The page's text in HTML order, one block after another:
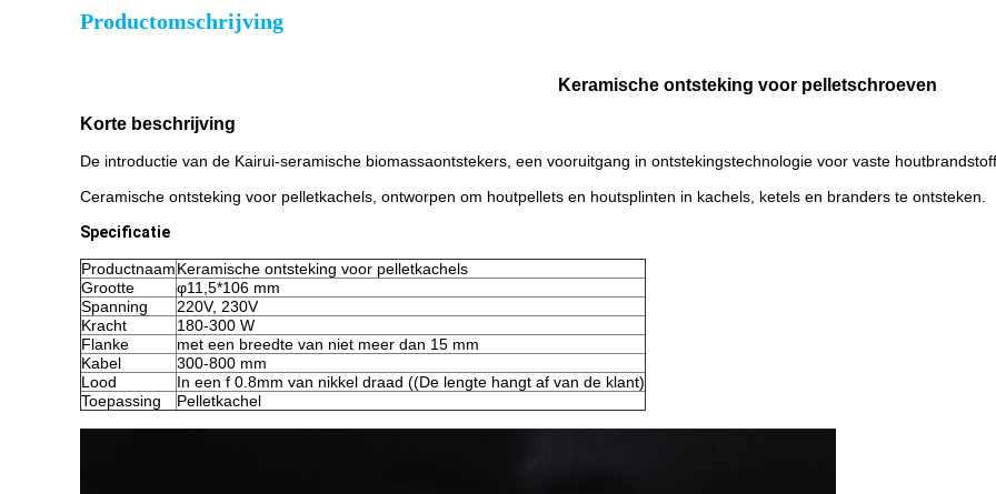
Productomschrijving
Keramische ontsteking voor pelletschroeven
Korte beschrijving
De introductie van de Kairui-seramische biomassaontstekers, een vooruitgang in ontstekingstechnologie voor vaste
Ceramische ontsteking voor pelletkachels, ontworpen om houtpellets en houtsplinten in kachels, ketels en branders te ontsteken.
Specificatie
ProductnaamKeramische ontsteking voor pelletkachels
Grootte
φ11,5*106 mm
Spanning
220V, 230V
Kracht
180-300 W
Flanke
met een breedte van niet meer dan 15 mm
Kabel
300-800 mm
Lood
In een f 0.8mm van nikkel draad ((De lengte hangt af van de klant)
Toepassing
Pelletkachel